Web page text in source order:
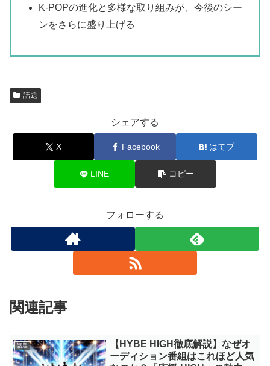
K-POPの進化と多様な取り組みが、今後のシー
ンをさらに盛り上げる
話題
シェアする
X Facebook はてブ
LINE コピー
フォローする
関連記事
話題
【HYBE HIGH徹底解説】なぜオ
ーディション番組はこれほど人気